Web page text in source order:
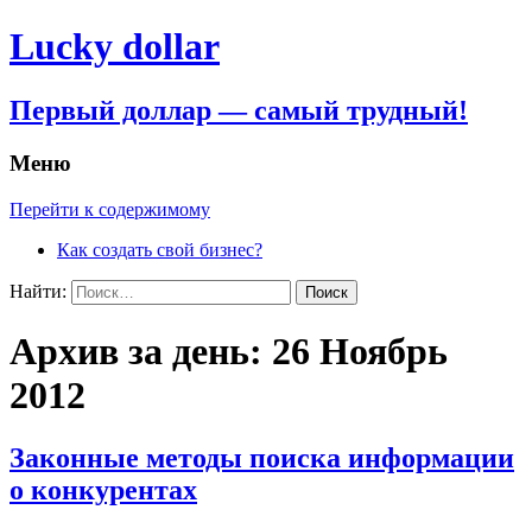
Lucky dollar
Первый доллар — самый трудный!
Меню
Перейти к содержимому
Как создать свой бизнес?
Найти:
Архив за день: 26 Ноябрь
2012
Законные методы поиска информации
о конкурентах